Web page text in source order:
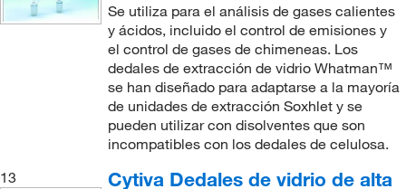
Se utiliza para el análisis de gases calientes
y ácidos, incluido el control de emisiones y
el control de gases de chimeneas. Los
dedales de extracción de vidrio Whatman™
se han diseñado para adaptarse a la mayoría
de unidades de extracción Soxhlet y se
pueden utilizar con disolventes que son
incompatibles con los dedales de celulosa.
13
Cytiva Dedales de vidrio de alta